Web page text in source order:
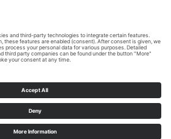
von 07:00 bis 16:00 Uhr, Freitag
jederzeit unterinfo@bz-saalfeld.de